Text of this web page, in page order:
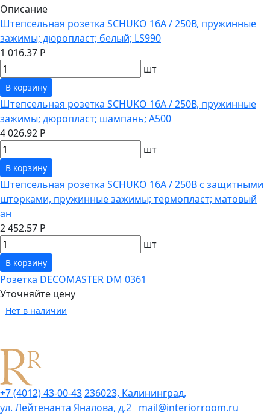
Описание
Штепсельная розетка SCHUKO 16А / 250В, пружинные
зажимы; дюропласт; белый; LS990
1 016.37 Р
шт
В корзину
Штепсельная розетка SCHUKO 16А / 250В, пружинные
зажимы; дюропласт; шампань; A500
4 026.92 Р
шт
В корзину
Штепсельная розетка SCHUKO 16А / 250В с защитными
шторками, пружинные зажимы; термопласт; матовый
ан
2 452.57 Р
шт
В корзину
Розетка DECOMASTER DM 0361
Уточняйте цену
Нет в наличии
+7 (4012) 43-00-43236023, Калининград,
ул. Лейтенанта Яналова, д.2 mail@interiorroom.ru